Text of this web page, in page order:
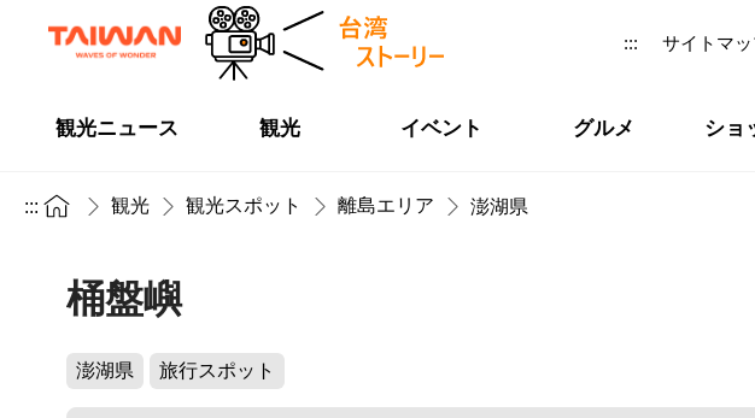
::: サイトマ
観光ニュース 観光 イベント グルメ ショ
::: 観光 観光スポット 離島エリア 澎湖県
桶盤嶼
澎湖県 旅行スポット